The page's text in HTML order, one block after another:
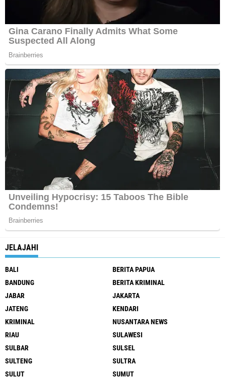
JELAJAHI
BALI
BERITA PAPUA
BANDUNG
BERITA KRIMINAL
JABAR
JAKARTA
JATENG
KENDARI
KRIMINAL
NUSANTARA NEWS
RIAU
SULAWESI
SULBAR
SULSEL
SULTENG
SULTRA
SULUT
SUMUT